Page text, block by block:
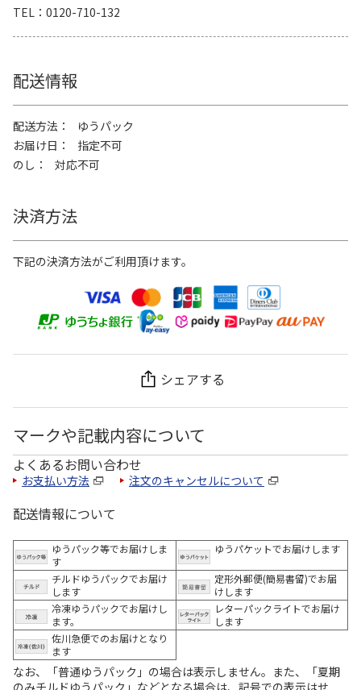
TEL
0120-710-132
配送情報
配送方法
ゆうパック
お届け日
指定不可
のし
対応不可
決済方法
下記の決済方法がご利用頂けます。
シェアする
マークや記載内容について
よくあるお問い合わせ
お支払い方法 注文のキャンセルについて
配送情報について
ゆうパック等でお届けしま
す
ゆうパケットでお届けします
チルドゆうパックでお届け
します
定形外郵便(簡易書留)でお届
けします
冷凍ゆうパックでお届けし
ます。
レターパックライトでお届け
します
佐川急便でのお届けとなり
ます
なお、「普通ゆうパック」の場合は表示しません。また、「夏期
のみチルドゆうパック」などとなる場合は、記号での表示はせ